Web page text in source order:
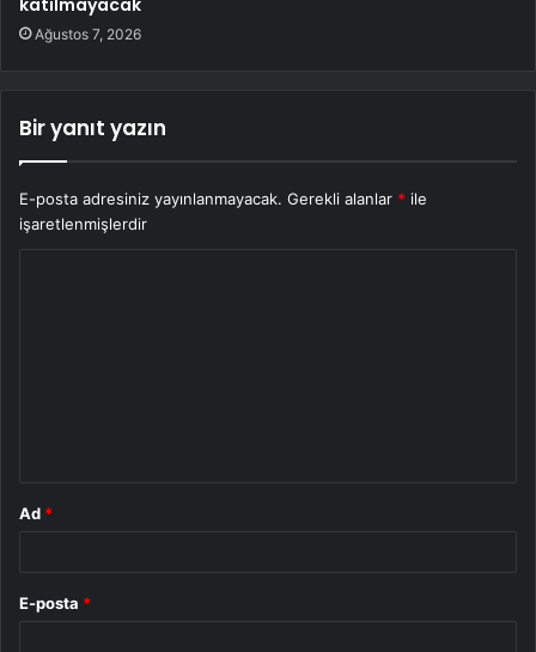
katılmayacak
Ağustos 7, 2026
Bir yanıt yazın
E-posta adresiniz yayınlanmayacak. Gerekli alanlar * ile
işaretlenmişlerdir
Ad *
E-posta *